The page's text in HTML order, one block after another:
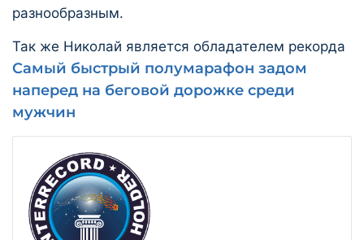
разнообразным.
Так же Николай является обладателем рекорда
Самый быстрый полумарафон задом
наперед на беговой дорожке среди
мужчин